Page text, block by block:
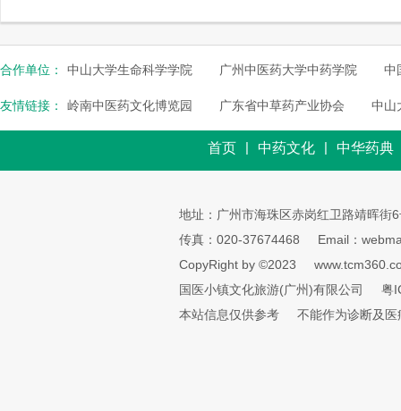
合作单位： 中山大学生命科学学院 广州中医药大学中药学院 中
友情链接： 岭南中医药文化博览园 广东省中草药产业协会 中山
首页 | 中药文化 | 中华药典
地址：广州市海珠区赤岗红卫路靖晖街
传真：020-37674468
Email：
CopyRight by ©2023
国医小镇文化旅游(广州)有限公司
粤
本站信息仅供参考
不能作为诊断及医